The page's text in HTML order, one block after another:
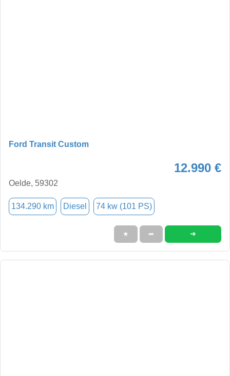
Ford Transit Custom
12.990 €
Oelde, 59302
134.290 km Diesel 74 kw (101 PS)
★ ➦ ➜